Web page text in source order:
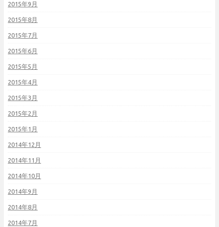
2015年9月
2015年8月
2015年7月
2015年6月
2015年5月
2015年4月
2015年3月
2015年2月
2015年1月
2014年12月
2014年11月
2014年10月
2014年9月
2014年8月
2014年7月